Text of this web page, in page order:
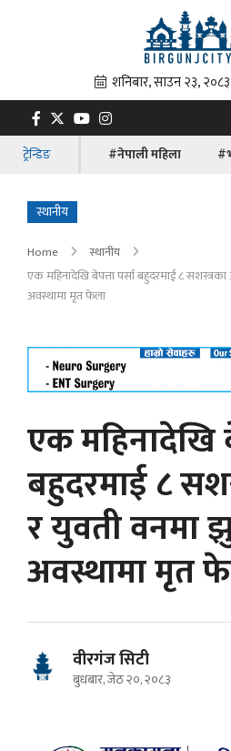
ट्रेन्डिङ #नेपाली महिला
स्थानीय
Home
स्थानीय
एक महिनादेखि बेपत्ता पर्सा बहुदरमाई ८
अवस्थामा मृत फेला
एक महिनादेखि
बहुदरमाई ८
र युवती वनमा
अवस्थामा मृत
वीरगंज सिटी
बुधबार, जेठ २०, २०८३